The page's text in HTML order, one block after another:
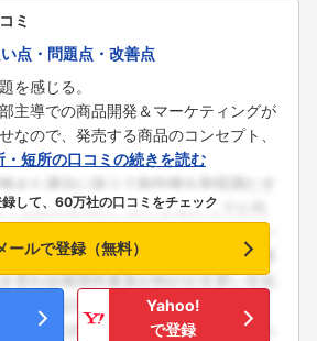
ミ
点・問題点・改善点
を感じる。
主導での商品開発＆マーケティングが
なので、発売する商品のコンセプト、
・短所の口コミの続きを読む
録して、60万社の口コミをチェック
ールで登録（無料）
Yahoo!
で登録